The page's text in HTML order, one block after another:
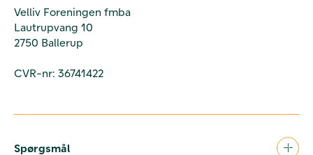
Velliv Foreningen fmba
Lautrupvang 10
2750 Ballerup
CVR-nr: 36741422
Spørgsmål